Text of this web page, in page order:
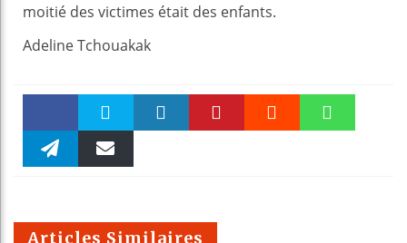
moitié des victimes était des enfants.
Adeline Tchouakak
Faceboo Twitter
m
Articles Similaires